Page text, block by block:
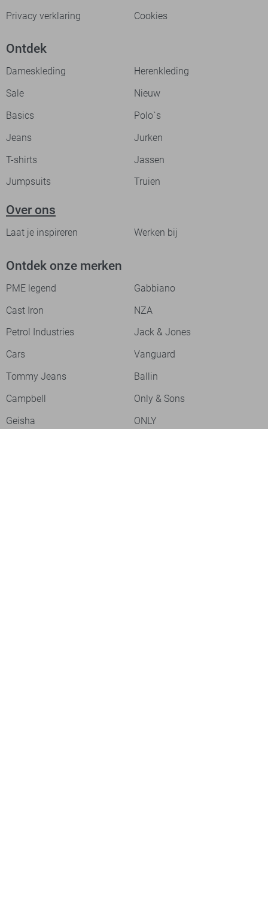
Privacy verklaring
Cookies
Ontdek
Dameskleding
Herenkleding
Sale
Nieuw
Basics
Polo`s
Jeans
Jurken
T-shirts
Jassen
Jumpsuits
Truien
Over ons
Laat je inspireren Werken bij
Ontdek onze merken
PME legend
Gabbiano
Cast Iron
NZA
Petrol Industries
Jack & Jones
Cars
Vanguard
Tommy Jeans
Ballin
Campbell
Only & Sons
Geisha
ONLY